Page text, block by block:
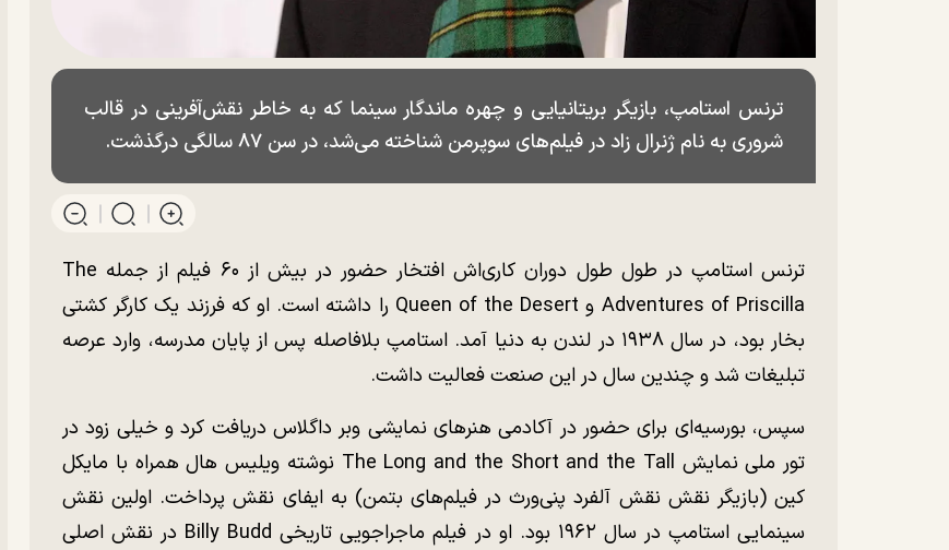
ترنس استامپ، بازیگر بریتانیایی و چهره ماندگار سینما که به خاطر نقش‌آفرینی در قالب
شروری به نام ژنرال زاد در فیلم‌های سوپرمن شناخته می‌شد، در سن ۸۷ سالگی درگذشت.
ترنس استامپ در طول طول دوران کاری‌اش افتخار حضور در بیش از ۶۰ فیلم از جمله The
Adventures of Priscilla و Queen of the Desert را داشته است. او که فرزند یک کارگر کشتی
بخار بود، در سال ۱۹۳۸ در لندن به دنیا آمد. استامپ بلافاصله پس از پایان مدرسه، وارد عرصه
تبلیغات شد و چندین سال در این صنعت فعالیت داشت.
سپس، بورسیه‌ای برای حضور در آکادمی هنر‌های نمایشی وبر داگلاس دریافت کرد و خیلی زود در
تور ملی نمایش The Long and the Short and the Tall نوشته ویلیس هال همراه با مایکل
کین (بازیگر نقش نقش آلفرد پنی‌ورث در فیلم‌های بتمن) به ایفای نقش پرداخت. اولین نقش
سینمایی استامپ در سال ۱۹۶۲ بود. او در فیلم ماجراجویی تاریخی Billy Budd در نقش اصلی